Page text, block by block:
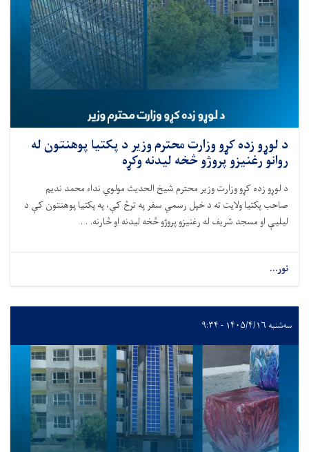
د لوړو زده کړو وزارت محترم وزیر د پکتیا پوهنتون له
روانو رغنیزو پروژو څخه لیدنه وکړه
د لوړو زده کړو وزارت وزیر محترم شیخ الحدیث مولوي نداء محمد ندیم
صاحب پکتیا ولایت ته د خپل رسمي سفر په ترڅ کې، په پکتیا پوهنتون کې د
لیلیې او مسجد شریف له رغنیزو پروژو څخه لیدنه او څارنه. . .
نور...
سه‌شنبه ۱۴۰۵/۴/۱۶ - ۹:۳۴